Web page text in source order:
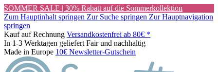
SOMMER SALE | 30% Rabatt auf die Sommerkollektion
Zum Hauptinhalt springen Zur Suche springen Zur Hauptnavigation
springen
Kauf auf Rechnung Versandkostenfrei ab 80€ *
In 1-3 Werktagen geliefert Fair und nachhaltig
Made in Europe 10€ Newsletter-Gutschein